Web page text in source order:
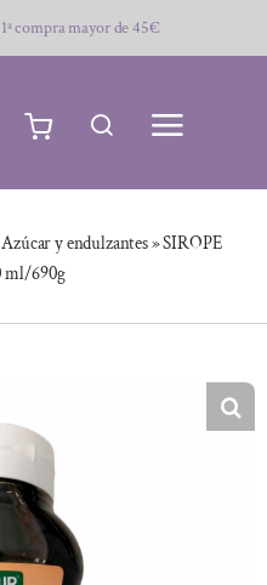
compra mayor de 45€
Azúcar y endulzantes»SIROPE
ml/690g